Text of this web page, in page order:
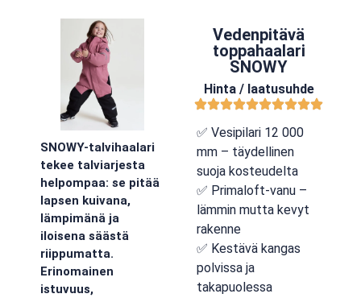
SNOWY-talvihaalari
tekee talviarjesta
helpompaa: se pitää
lapsen kuivana,
lämpimänä ja
iloisena säästä
riippumatta.
Erinomainen
istuvuus,
Vedenpitävä
toppahaalari
SNOWY
Hinta / laatusuhde
✅ Vesipilari 12 000
mm – täydellinen
suoja kosteudelta
✅ Primaloft-vanu –
lämmin mutta kevyt
rakenne
✅ Kestävä kangas
polvissa ja
takapuolessa